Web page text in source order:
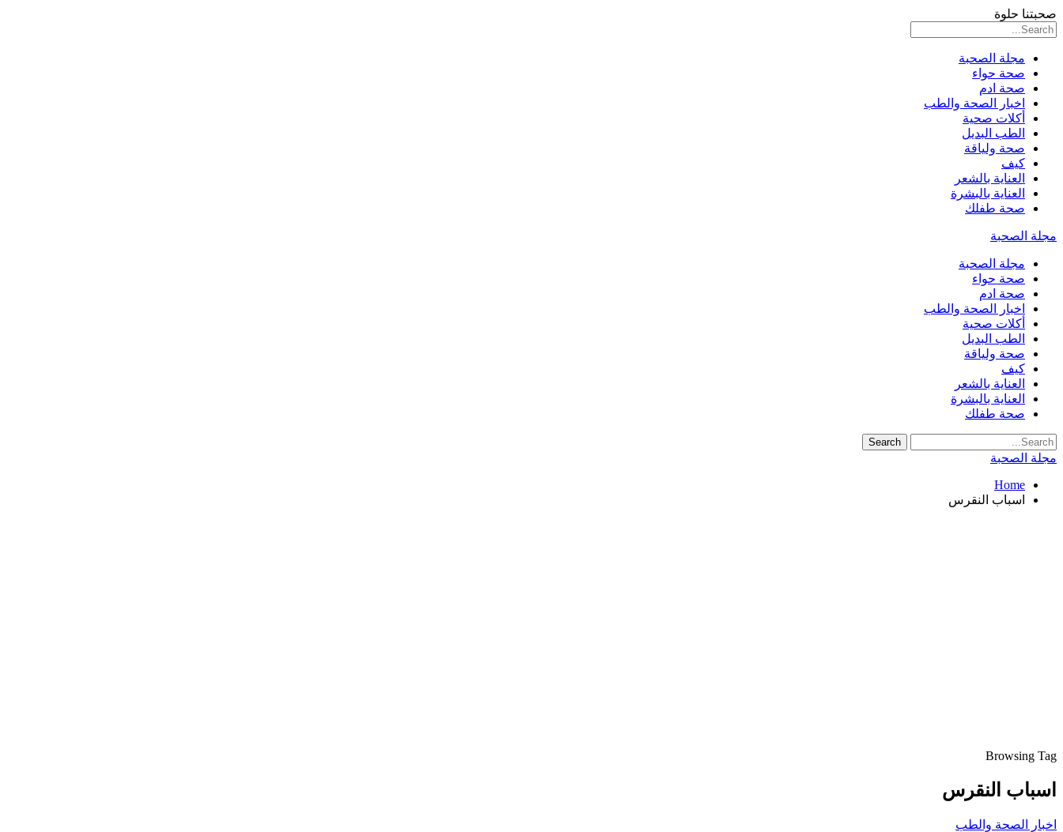
صحبتنا حلوة
مجلة الصحبة
صحة حواء
صحة ادم
اخبار الصحة والطب
أكلات صحية
الطب البديل
صحة ولياقة
كيف
العناية بالشعر
العناية بالبشرة
صحة طفلك
مجلة الصحبة
مجلة الصحبة
صحة حواء
صحة ادم
اخبار الصحة والطب
أكلات صحية
الطب البديل
صحة ولياقة
كيف
العناية بالشعر
العناية بالبشرة
صحة طفلك
مجلة الصحبة
Home
اسباب النقرس
Browsing Tag
اسباب النقرس
اخبار الصحة والطب